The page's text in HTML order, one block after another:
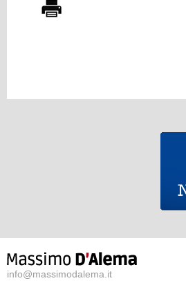
info@massimodalema.it